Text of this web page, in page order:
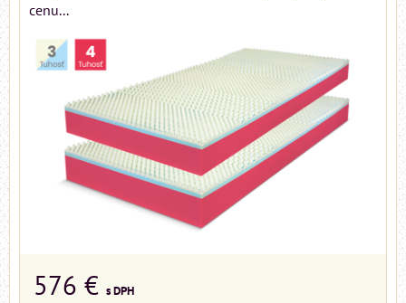
cenu...
576 € s DPH